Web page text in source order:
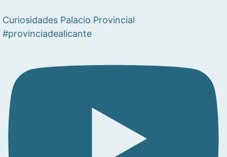
Curiosidades Palacio Provincial
#provinciadealicante